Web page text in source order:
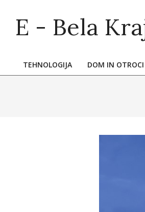
contentE - Bela
Primary
TEHNOLOGIJA DOM IN OTROCI